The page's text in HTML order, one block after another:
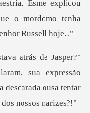
o mordomo tenha
sua expressão
de